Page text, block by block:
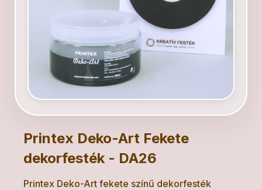
Printex Deko-Art Fekete
dekorfesték - DA26
Printex Deko-Art fekete színű dekorfesték